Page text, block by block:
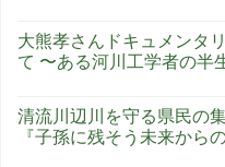
大熊孝さんドキュメンタ
て 〜ある河川工学者の半
清流川辺川を守る県民の
『子孫に残そう未来から